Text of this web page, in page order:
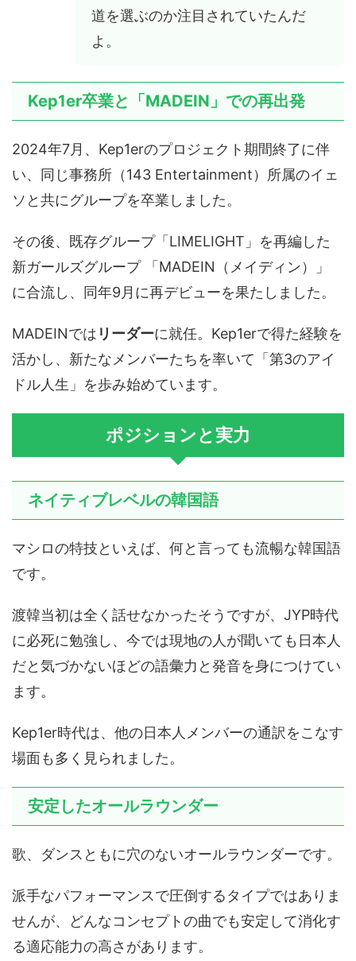
道を選ぶのか注目されていたんだ
よ。
Kep1er卒業と「MADEIN」での再出発
2024年7月、Kep1erのプロジェクト期間終了に伴
い、同じ事務所（143 Entertainment）所属のイェ
ソと共にグループを卒業しました。
その後、既存グループ「LIMELIGHT」を再編した
新ガールズグループ 「MADEIN（メイディン）」
に合流し、同年9月に再デビューを果たしました。
MADEINでは リーダーに就任。Kep1erで得た経験を
活かし、新たなメンバーたちを率いて「第3のアイ
ドル人生」を歩み始めています。
ポジションと実力
ネイティブレベルの韓国語
マシロの特技といえば、何と言っても流暢な韓国語
です。
渡韓当初は全く話せなかったそうですが、JYP時代
に必死に勉強し、今では現地の人が聞いても日本人
だと気づかないほどの語彙力と発音を身につけてい
ます。
Kep1er時代は、他の日本人メンバーの通訳をこなす
場面も多く見られました。
安定したオールラウンダー
歌、ダンスともに穴のないオールラウンダーです。
派手なパフォーマンスで圧倒するタイプではありま
せんが、どんなコンセプトの曲でも安定して消化す
る適応能力の高さがあります。